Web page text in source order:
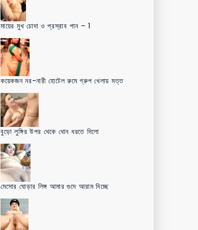
মায়ের মুখ চোদা ও প্রস্রাব পান – 1
কয়েকজন নর-নারী হোটেল রুমে গ্রুপ খেলায় মত্ত
বুড়ো লুঙ্গির উপর থেকে ধোন ধরতে দিলো
মেসোর ঘোড়ার লিঙ্গ আমার গুদে আরাম দিচ্ছে